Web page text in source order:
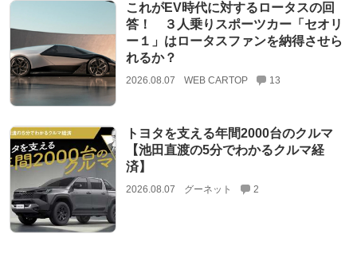
これがEV時代に対するロータスの回
答！ ３人乗りスポーツカー「セオリ
ー１」はロータスファンを納得させら
れるか？
2026.08.07 WEB CARTOP 13
トヨタを支える年間2000台のクルマ
【池田直渡の5分でわかるクルマ経
済】
2026.08.07 グーネット 2